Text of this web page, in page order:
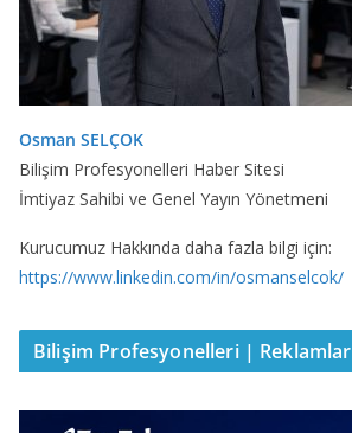
Osman SELÇOK
Bilişim Profesyonelleri Haber Sitesi
İmtiyaz Sahibi ve Genel Yayın Yönetmeni
Kurucumuz Hakkında daha fazla bilgi için:
https://www.linkedin.com/in/osmanselcok/
Bilişim Profesyonelleri | Reklamlar